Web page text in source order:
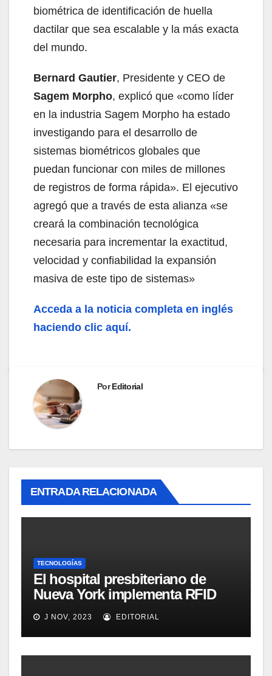
biométrica de identificación de huella
dactilar que sea escalable y la más exacta
del mundo.
Bernard Gautier, Presidente y CEO de
Sagem Morpho, explicó que «como líder
en la industria Sagem Morpho ha estado
investigando para el desarrollo de
sistemas biométricos globales que
puedan funcionar con miles de millones
de registros de forma rápida». El ejecutivo
agregó que a través de esta alianza «se
creará la combinación tecnológica
necesaria para incrementar la exactitud,
velocidad y confiabilidad la expansión
masiva de este tipo de sistemas»
Acceda a la noticia completa en inglés
haciendo clic aquí.
PorEditorial
ENTRADA RELACIONADA
TECNOLOGÍAS
El hospital presbiteriano de
Nueva York implementa RFID
para mejorar el proceso de
inventario de equipamiento
médico
J NOV, 2023 EDITORIAL